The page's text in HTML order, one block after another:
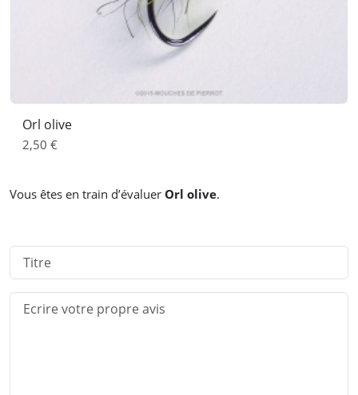
Orl olive
2,50 €
Vous êtes en train d’évaluer Orl olive.